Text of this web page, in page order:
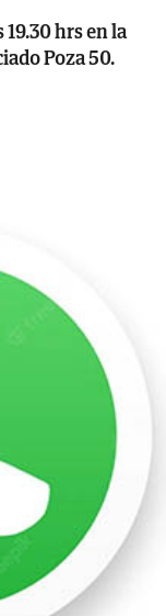
19.30 hrs en la
Poza 50.